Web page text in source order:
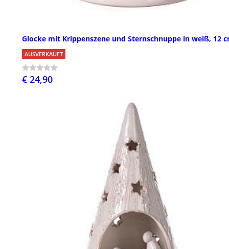
Glocke mit Krippenszene und Sternschnuppe in weiß, 12
AUSVERKAUFT
€ 24,90